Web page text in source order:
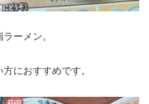
ーメン。
におすすめです。